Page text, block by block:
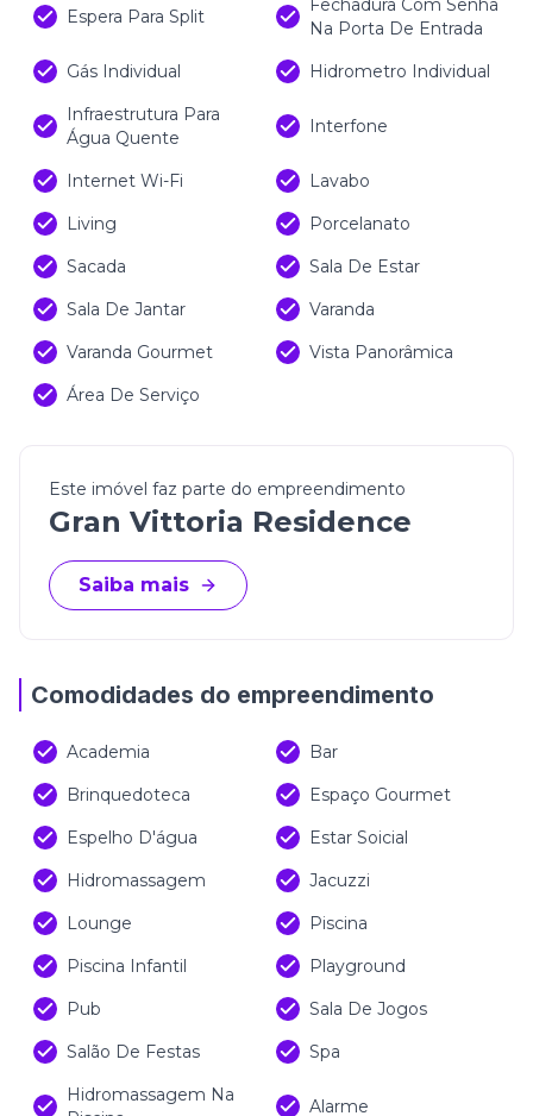
Espera Para Split
Fechadura Com Senha
Na Porta De Entrada
Gás Individual
Hidrometro Individual
Infraestrutura Para
Água Quente
Interfone
Internet Wi-Fi
Lavabo
Living
Porcelanato
Sacada
Sala De Estar
Sala De Jantar
Varanda
Varanda Gourmet
Vista Panorâmica
Área De Serviço
Este imóvel faz parte do empreendimento
Gran Vittoria Residence
Saiba mais
Comodidades do empreendimento
Academia
Bar
Brinquedoteca
Espaço Gourmet
Espelho D'água
Estar Soicial
Hidromassagem
Jacuzzi
Lounge
Piscina
Piscina Infantil
Playground
Pub
Sala De Jogos
Salão De Festas
Spa
Hidromassagem Na
Alarme